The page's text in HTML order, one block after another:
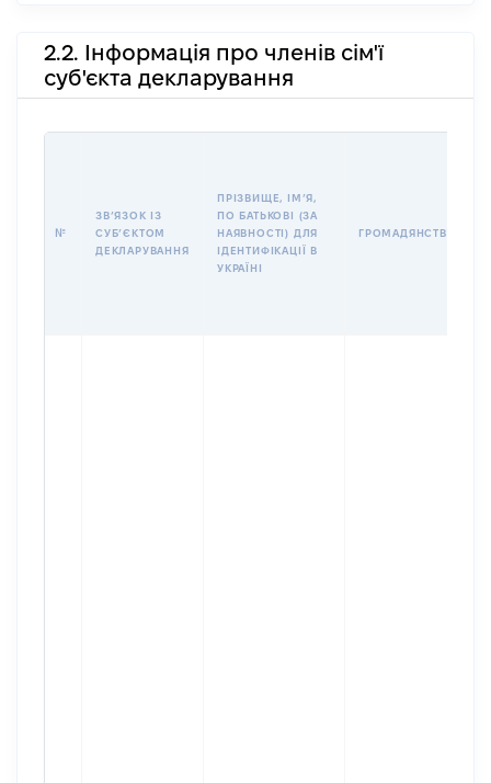
2.2. Інформація про членів сім'ї
суб'єкта декларування
№
ЗВʼЯЗОК ІЗ
СУБʼЄКТОМ
ДЕКЛАРУВАННЯ
ПРІЗВИЩЕ, ІМʼЯ,
ПО БАТЬКОВІ (ЗА
НАЯВНОСТІ) ДЛЯ
ІДЕНТИФІКАЦІЇ В
УКРАЇНІ
ГРОМАДЯНСТВО